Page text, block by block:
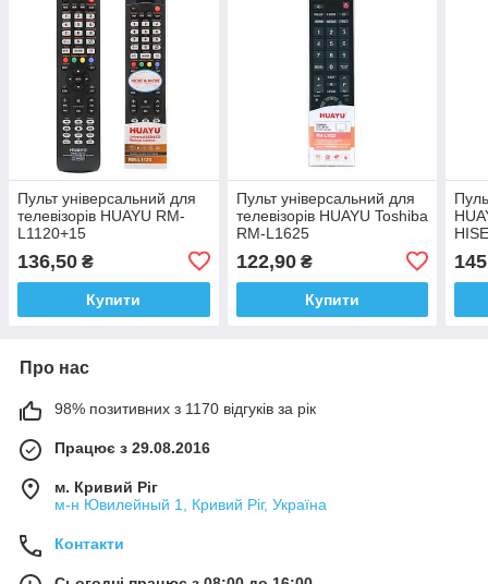
Пульт універсальний для
телевізорів HUAYU RM-
L1120+15
136,50 ₴
Купити
Пульт універсальний для
телевізорів HUAYU Toshiba
RM-L1625
122,90₴
Купити
Про нас
98% позитивних з 1170 відгуків за рік
Працює з 29.08.2016
м. Кривий Ріг
м-н Ювилейный 1, Кривий Ріг, Україна
Контакти